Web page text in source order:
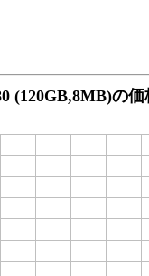
(120GB,8MB)の